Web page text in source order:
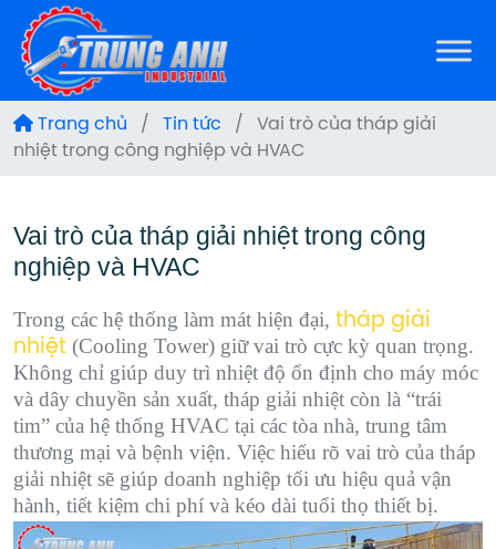
Trang chủ / Tin tức / Vai trò của tháp giải
nhiệt trong công nghiệp và HVAC
Vai trò của tháp giải nhiệt trong công
nghiệp và HVAC
Trong các hệ thống làm mát hiện đại, tháp giải
nhiệt (Cooling Tower) giữ vai trò cực kỳ quan trọng.
Không chỉ giúp duy trì nhiệt độ ổn định cho máy móc
và dây chuyền sản xuất, tháp giải nhiệt còn là “trái
tim” của hệ thống HVAC tại các tòa nhà, trung tâm
thương mại và bệnh viện. Việc hiểu rõ vai trò của tháp
giải nhiệt sẽ giúp doanh nghiệp tối ưu hiệu quả vận
hành, tiết kiệm chi phí và kéo dài tuổi thọ thiết bị.